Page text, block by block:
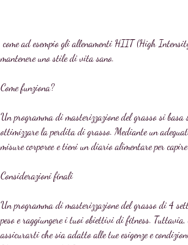
mantenere uno stile di vita sano.
Come funziona?
Un programma di masterizzazione del grasso si
ottimizzare la perdita di grasso. Mediante un
misure corporee e tieni un diario alimentare per
Considerazioni finali
Un programma di masterizzazione del grasso di 4
peso e raggiungere i tuoi obiettivi di fitness.
assicurarti che sia adatto alle tue esigenze e